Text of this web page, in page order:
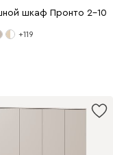
шкаф Пронто 2-
+119